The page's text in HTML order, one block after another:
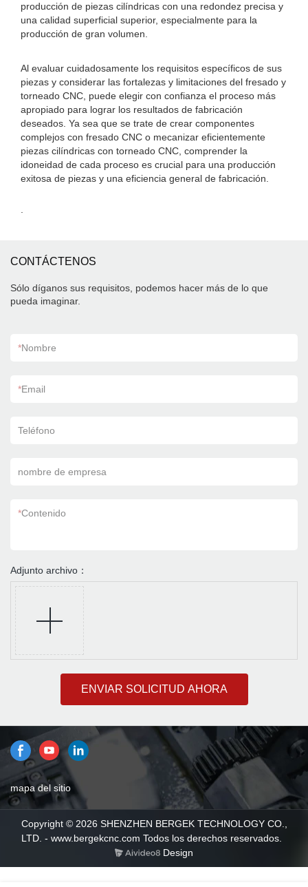
producción de piezas cilíndricas con una redondez precisa y
una calidad superficial superior, especialmente para la
producción de gran volumen.
Al evaluar cuidadosamente los requisitos específicos de sus
piezas y considerar las fortalezas y limitaciones del fresado y
torneado CNC, puede elegir con confianza el proceso más
apropiado para lograr los resultados de fabricación
deseados. Ya sea que se trate de crear componentes
complejos con fresado CNC o mecanizar eficientemente
piezas cilíndricas con torneado CNC, comprender la
idoneidad de cada proceso es crucial para una producción
exitosa de piezas y una eficiencia general de fabricación.
CONTÁCTENOS
Sólo díganos sus requisitos, podemos hacer más de lo que
pueda imaginar.
*Nombre
*Email
Teléfono
nombre de empresa
*Contenido
Adjunto archivo：
ENVIAR SOLICITUD AHORA
mapa del sitio
Copyright © 2026 SHENZHEN BERGEK TECHNOLOGY CO.,
LTD. - www.bergekcnc.com Todos los derechos reservados.
Design